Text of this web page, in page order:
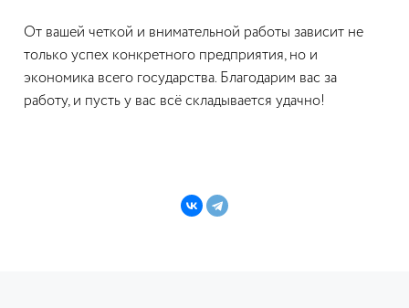
От вашей четкой и внимательной работы зависит не
только успех конкретного предприятия, но и
экономика всего государства. Благодарим вас за
работу, и пусть у вас всё складывается удачно!